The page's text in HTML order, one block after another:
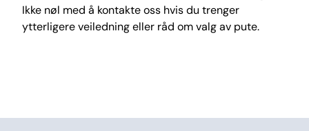
Ikke nøl med å kontakte oss hvis du trenger
ytterligere veiledning eller råd om valg av pute.